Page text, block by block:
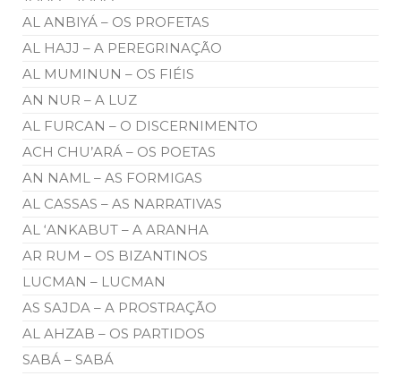
AL ANBIYÁ – OS PROFETAS
AL HAJJ – A PEREGRINAÇÃO
AL MUMINUN – OS FIÉIS
AN NUR – A LUZ
AL FURCAN – O DISCERNIMENTO
ACH CHU’ARÁ – OS POETAS
AN NAML – AS FORMIGAS
AL CASSAS – AS NARRATIVAS
AL ‘ANKABUT – A ARANHA
AR RUM – OS BIZANTINOS
LUCMAN – LUCMAN
AS SAJDA – A PROSTRAÇÃO
AL AHZAB – OS PARTIDOS
SABÁ – SABÁ